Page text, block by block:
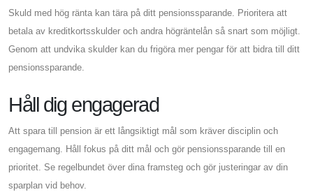
Skuld med hög ränta kan tära på ditt pensionssparande. Prioritera att
betala av kreditkortsskulder och andra högräntelån så snart som möjligt.
Genom att undvika skulder kan du frigöra mer pengar för att bidra till ditt
pensionssparande.
Håll dig engagerad
Att spara till pension är ett långsiktigt mål som kräver disciplin och
engagemang. Håll fokus på ditt mål och gör pensionssparande till en
prioritet. Se regelbundet över dina framsteg och gör justeringar av din
sparplan vid behov.